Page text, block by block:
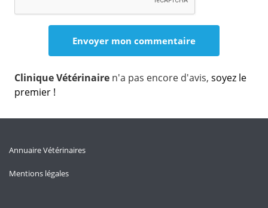
Clinique Vétérinaire n'a pas encore d'avis, soyez le
premier !
Annuaire Vétérinaires
Mentions légales